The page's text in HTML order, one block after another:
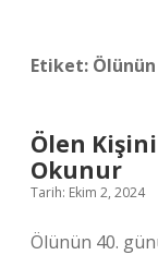
Etiket:
Ölen
Okunur
Tarih: Ekim 2, 2024
Ölünün 40.